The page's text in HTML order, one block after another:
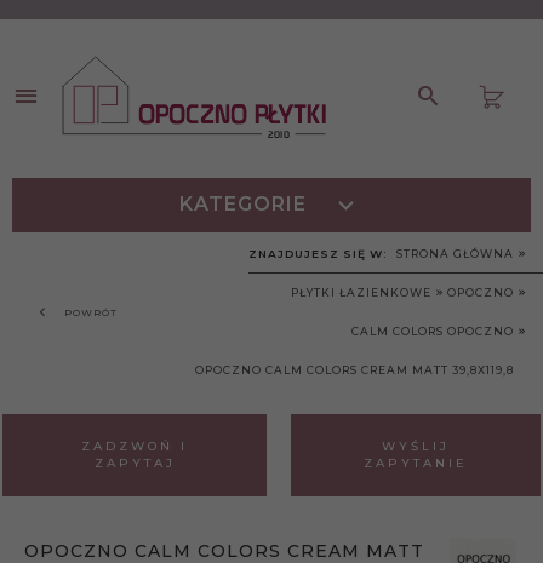
KATEGORIE
POWRÓT
ZNAJDUJESZ SIĘ W: STRONA GŁÓWNA
PŁYTKI ŁAZIENKOWE OPOCZNO
CALM COLORS OPOCZNO
OPOCZNO CALM COLORS CREAM MATT 39,8X119,8
ZADZWOŃ I
ZAPYTAJ
WYŚLIJ
ZAPYTANIE
OPOCZNO CALM COLORS CREAM MATT